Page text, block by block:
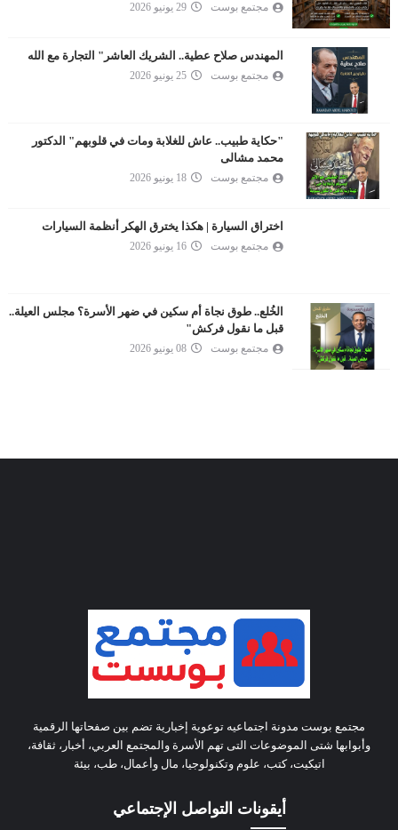
مجتمع بوست 29 يونيو 2026
المهندس صلاح عطية.. الشريك العاشر" التجارة مع الله
مجتمع بوست 25 يونيو 2026
"حكاية طبيب.. عاش للغلابة ومات في قلوبهم" الدكتور
محمد مشالى
مجتمع بوست 18 يونيو 2026
اختراق السيارة | هكذا يخترق الهكر أنظمة السيارات
مجتمع بوست 16 يونيو 2026
الخُلع.. طوق نجاة أم سكين في ضهر الأسرة؟ مجلس العيلة..
قبل ما نقول فركش"
مجتمع بوست 08 يونيو 2026
مجتمع بوست مدونة اجتماعيه توعوية إخبارية تضم بين صفحاتها الرقمية
وأبوابها شتى الموضوعات التى تهم الأسرة والمجتمع العربي، أخبار، ثقافة،
اتيكيت، كتب، علوم وتكنولوجيا، مال وأعمال، طب، بيئة
أيقونات التواصل الإجتماعي